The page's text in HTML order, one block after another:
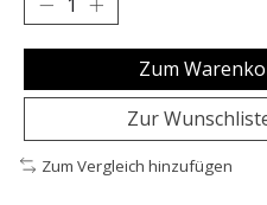
Zum
Zur
Zum Vergleich hinzufügen